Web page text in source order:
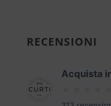
RECENSIONI
Acquista